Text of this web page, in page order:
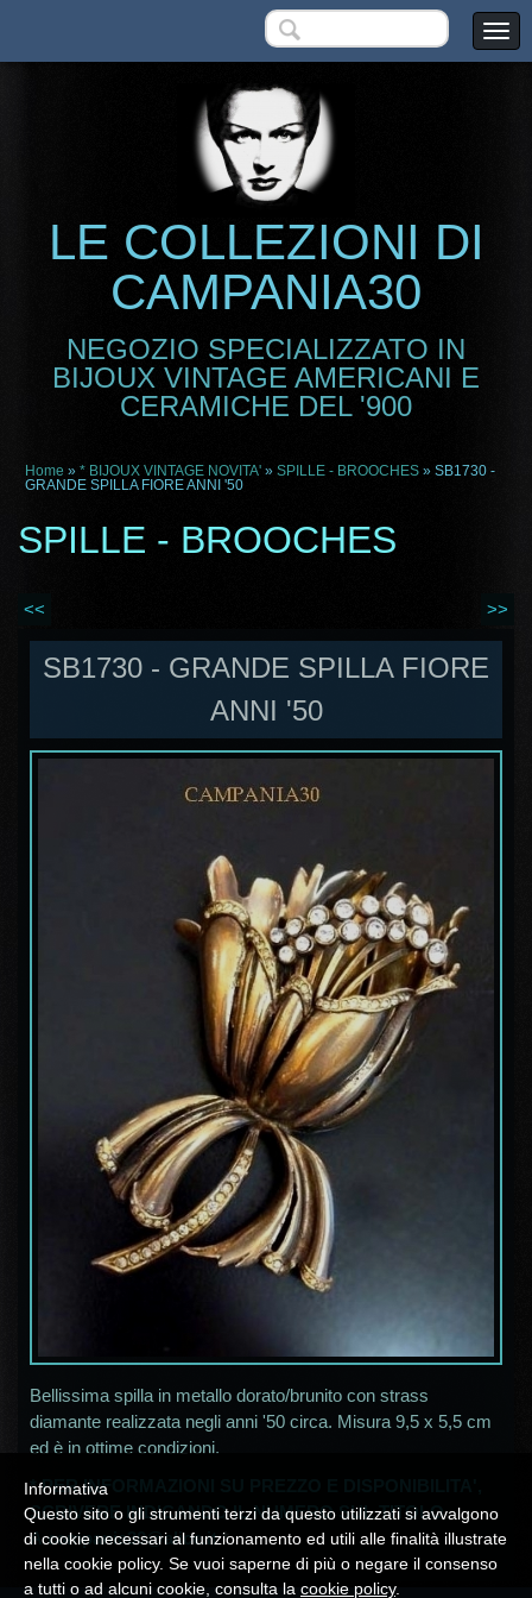
LE COLLEZIONI DI
CAMPANIA30
NEGOZIO SPECIALIZZATO IN
BIJOUX VINTAGE AMERICANI E
CERAMICHE DEL '900
Home » * BIJOUX VINTAGE NOVITA' » SPILLE - BROOCHES » SB1730 -
GRANDE SPILLA FIORE ANNI '50
SPILLE - BROOCHES
<< >>
SB1730 - GRANDE SPILLA FIORE
ANNI '50
Bellissima spilla in metallo dorato/brunito con strass
diamante realizzata negli anni '50 circa. Misura 9,5 x 5,5 cm
ed è in ottime condizioni.
* PER INFORMAZIONI SU PREZZO E DISPONIBILITA',
SCRIVERE INDICANDO IL NUMERO SUL TITOLO
Acampania30@alice.it*
Informativa
Questo sito o gli strumenti terzi da questo utilizzati si avvalgono
di cookie necessari al funzionamento ed utili alle finalità illustrate
nella cookie policy. Se vuoi saperne di più o negare il consenso
a tutti o ad alcuni cookie, consulta la cookie policy.